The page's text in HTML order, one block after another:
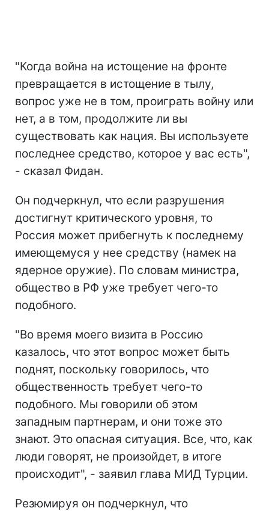
"Когда война на истощение на фронте
превращается в истощение в тылу,
вопрос уже не в том, проиграть войну или
нет, а в том, продолжите ли вы
существовать как нация. Вы используете
последнее средство, которое у вас есть",
- сказал Фидан.
Он подчеркнул, что если разрушения
достигнут критического уровня, то
Россия может прибегнуть к последнему
имеющемуся у нее средству (намек на
ядерное оружие). По словам министра,
общество в РФ уже требует чего-то
подобного.
"Во время моего визита в Россию
казалось, что этот вопрос может быть
поднят, поскольку говорилось, что
общественность требует чего-то
подобного. Мы говорили об этом
западным партнерам, и они тоже это
знают. Это опасная ситуация. Все, что, как
люди говорят, не произойдет, в итоге
происходит", - заявил глава МИД Турции.
Резюмируя он подчеркнул, что